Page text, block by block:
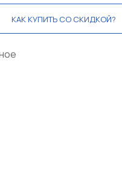
КАК КУПИТЬ СО СКИДКОЙ?